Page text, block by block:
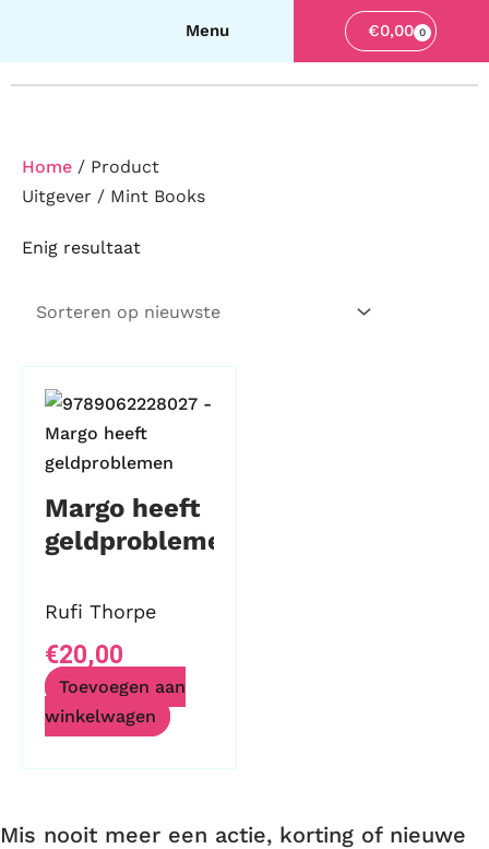
€0,00 0
Home / Product
Uitgever / Mint Books
Enig resultaat
Margo heeft
geldproblemen
Rufi Thorpe
€20,00
Toevoegen aan
winkelwagen
Mis nooit meer een actie, korting of nieuwe